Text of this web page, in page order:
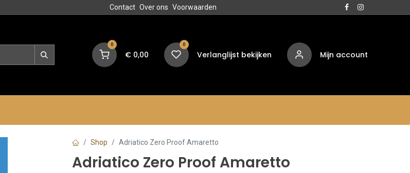
Contact Over ons Voorwaarden
0
€ 0,00
0
Verlanglijst bekijken Mijn account
Shop Adriatico Zero Proof Amaretto
Adriatico Zero Proof Amaretto